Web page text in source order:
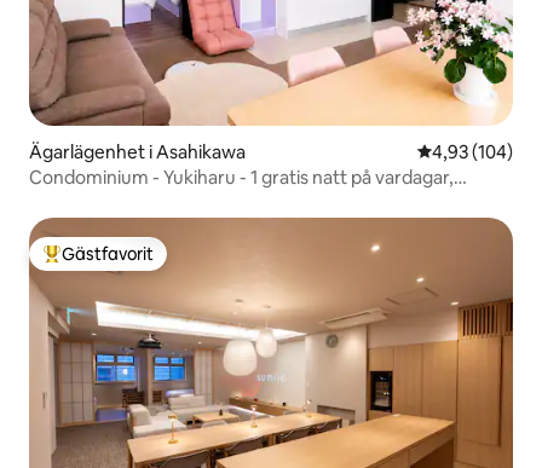
Ägarlägenhet i Asahikawa 4,93 av 5 i
4,93 (104)
Condominium - Yukiharu - 1 gratis natt på vardagar,
charterstuga för upp till 10 personer i ett rum.
Populär gästfavorit
Gästfavorit